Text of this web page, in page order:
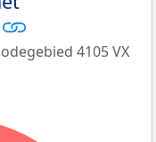
4105 VX